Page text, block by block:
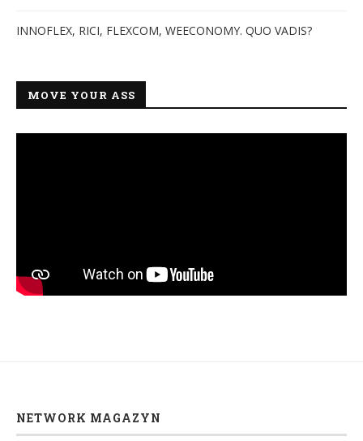
INNOFLEX, RICI, FLEXCOM, WEECONOMY. QUO VADIS?
MOVE YOUR ASS
NETWORK MAGAZYN